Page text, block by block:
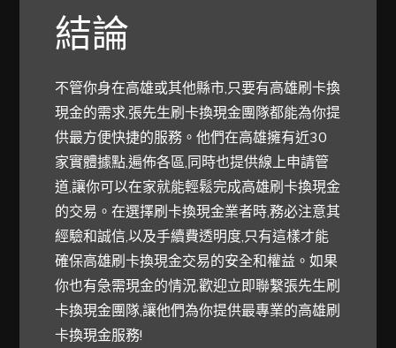
結論
不管你身在高雄或其他縣市,只要有高雄刷卡換
現金的需求,張先生刷卡換現金團隊都能為你提
供最方便快捷的服務。他們在高雄擁有近30
家實體據點,遍佈各區,同時也提供線上申請管
道,讓你可以在家就能輕鬆完成高雄刷卡換現金
的交易。在選擇刷卡換現金業者時,務必注意其
經驗和誠信,以及手續費透明度,只有這樣才能
確保高雄刷卡換現金交易的安全和權益。如果
你也有急需現金的情況,歡迎立即聯繫張先生刷
卡換現金團隊,讓他們為你提供最專業的高雄刷
卡換現金服務!